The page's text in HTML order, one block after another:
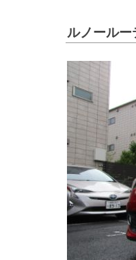
ルノールー